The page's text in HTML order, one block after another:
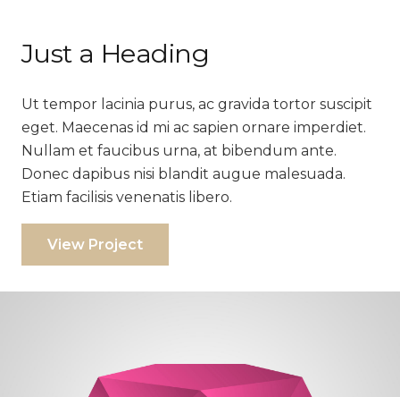
Just a Heading
Ut tempor lacinia purus, ac gravida tortor suscipit
eget. Maecenas id mi ac sapien ornare imperdiet.
Nullam et faucibus urna, at bibendum ante.
Donec dapibus nisi blandit augue malesuada.
Etiam facilisis venenatis libero.
View Project